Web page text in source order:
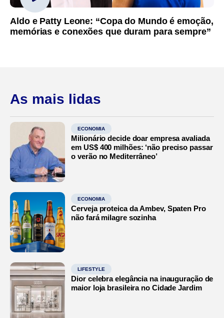
Aldo e Patty Leone: “Copa do Mundo é emoção,
memórias e conexões que duram para sempre”
As mais lidas
ECONOMIA
Milionário decide doar empresa avaliada
em US$ 400 milhões: ‘não preciso passar
o verão no Mediterrâneo’
ECONOMIA
Cerveja proteica da Ambev, Spaten Pro
não fará milagre sozinha
LIFESTYLE
Dior celebra elegância na inauguração de
maior loja brasileira no Cidade Jardim